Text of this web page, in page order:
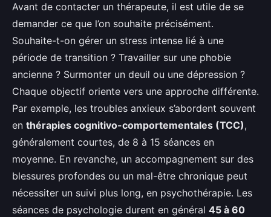
Avant de contacter un thérapeute, il est utile de se
demander ce que l’on souhaite précisément.
Souhaite-t-on gérer un stress intense lié à une
période de transition ? Travailler sur une phobie
ancienne ? Surmonter un deuil ou une dépression ?
Chaque objectif oriente vers une approche différente.
Par exemple, les troubles anxieux s’abordent souvent
en thérapies cognitivo-comportementales (TCC),
généralement courtes, de 8 à 15 séances en
moyenne. En revanche, un accompagnement sur des
blessures profondes ou un mal-être chronique peut
nécessiter un suivi plus long, en psychothérapie. Les
séances de psychologie durent en général 45 à 60